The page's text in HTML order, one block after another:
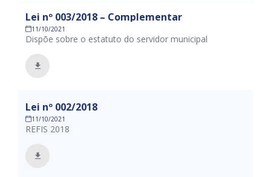
Lei nº 003/2018 – Complementar
11/10/2021
Dispõe sobre o estatuto do servidor municipal
Lei nº 002/2018
11/10/2021
REFIS 2018